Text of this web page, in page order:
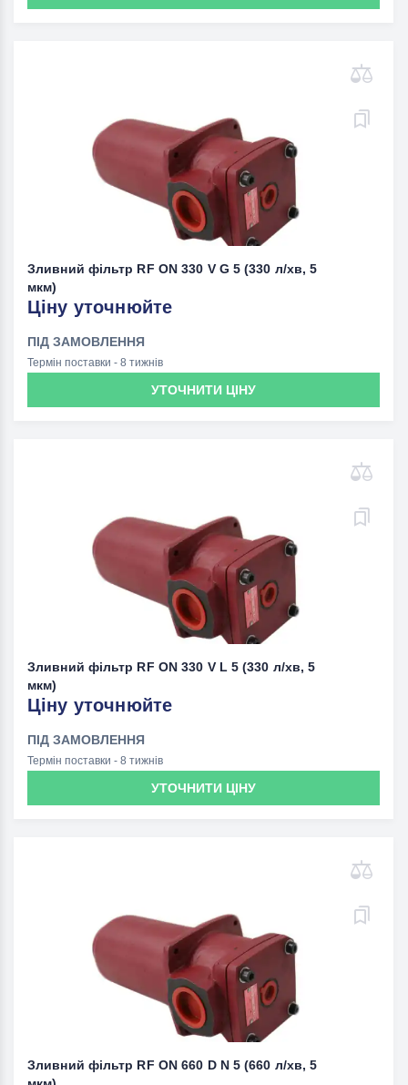
Зливний фільтр RF ON 330 V G 5 (330 л/хв, 5
мкм)
Ціну уточнюйте
ПІД ЗАМОВЛЕННЯ
Термін поставки - 8 тижнів
УТОЧНИТИ ЦІНУ
Зливний фільтр RF ON 330 V L 5 (330 л/хв, 5
мкм)
Ціну уточнюйте
ПІД ЗАМОВЛЕННЯ
Термін поставки - 8 тижнів
УТОЧНИТИ ЦІНУ
Зливний фільтр RF ON 660 D N 5 (660 л/хв, 5